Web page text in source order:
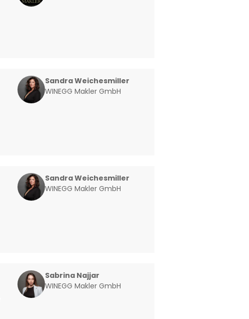
Sandra Weichesmiller
WINEGG Makler GmbH
Sandra Weichesmiller
WINEGG Makler GmbH
Sabrina Najjar
WINEGG Makler GmbH